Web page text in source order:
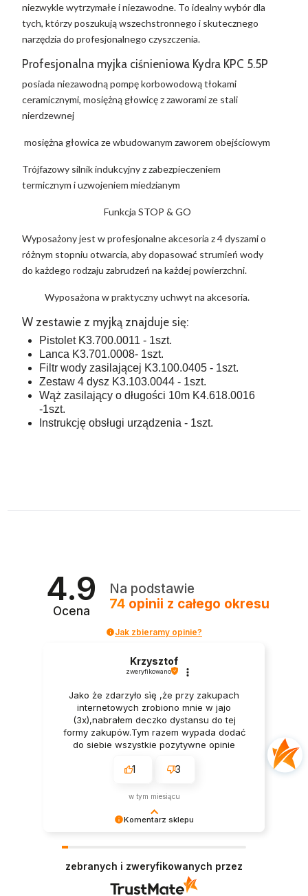
niezwykle wytrzymałe i niezawodne. To idealny wybór dla
tych, którzy poszukują wszechstronnego i skutecznego
narzędzia do profesjonalnego czyszczenia.
Profesjonalna myjka ciśnieniowa Kydra KPC 5.5P
posiada niezawodną pompę korbowodową tłokami
ceramicznymi, mosiężną głowicę z zaworami ze stali
nierdzewnej
mosiężna głowica ze wbudowanym zaworem obejściowym
Trójfazowy silnik indukcyjny z zabezpieczeniem
termicznym i uzwojeniem miedzianym
Funkcja STOP & GO
Wyposażony jest w profesjonalne akcesoria z 4 dyszami o
różnym stopniu otwarcia, aby dopasować strumień wody
do każdego rodzaju zabrudzeń na każdej powierzchni.
Wyposażona w praktyczny uchwyt na akcesoria.
W zestawie z myjką znajduje się:
Pistolet K3.700.0011 - 1szt.
Lanca K3.701.0008- 1szt.
Filtr wody zasilającej K3.100.0405 - 1szt.
Zestaw 4 dysz K3.103.0044 - 1szt.
Wąż zasilający o długości 10m K4.618.0016
-1szt.
Instrukcję obsługi urządzenia - 1szt.
4.9
Ocena
Na podstawie
74 opinii z całego okresu
Jak zbieramy opinie?
Komentarz sklepu
jak Ty. Z pozdrowieniami, obsługa sklepu.
Krzysztof
zweryfikowano
Jako że zdarzyło sìę ,że przy zakupach
internetowych zrobiono mnie w jajo
(3x),nabrałem deczko dystansu do tej
formy zakupów.Tym razem wypada dodać
do siebie wszystkie pozytywne opinie
o wyborze Was i waszej oferty. Ja
zastrzeżeń.Pan we Firmie wytłumaczył
Pan kurier dostarczył w punkt.Towar był
1 3
w tym miesiącu
zebranych i zweryfikowanych przez